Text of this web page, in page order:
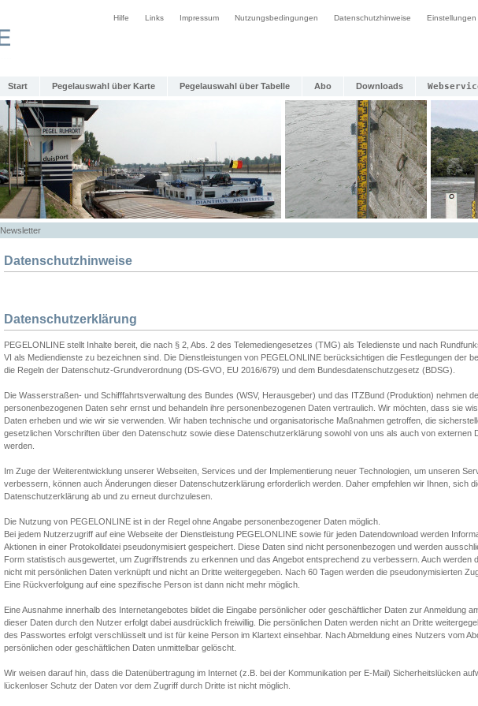
Hilfe Links Impressum Nutzungsbedingungen Datenschutzhinweise Einstellungen
Start Pegelauswahl über Karte Pegelauswahl über Tabelle Abo Downloads
Newsletter
Datenschutzhinweise
Datenschutzerklärung
PEGELONLINE stellt Inhalte bereit, die nach § 2, Abs. 2 des Telemediengesetzes (TMG) als Teledienste und nach
VI als Mediendienste zu bezeichnen sind. Die Dienstleistungen von PEGELONLINE berücksichtigen die Festlegungen der
die Regeln der Datenschutz-Grundverordnung (DS-GVO, EU 2016/679) und dem Bundesdatenschutzgesetz (BDSG).
Die Wasserstraßen- und Schifffahrtsverwaltung des Bundes (WSV, Herausgeber) und das ITZBund (Produktion) nehmen
personenbezogenen Daten sehr ernst und behandeln ihre personenbezogenen Daten vertraulich. Wir möchten, dass sie
Daten erheben und wie wir sie verwenden. Wir haben technische und organisatorische Maßnahmen getroffen, die
gesetzlichen Vorschriften über den Datenschutz sowie diese Datenschutzerklärung sowohl von uns als auch von externen
werden.
Im Zuge der Weiterentwicklung unserer Webseiten, Services und der Implementierung neuer Technologien, um unseren
verbessern, können auch Änderungen dieser Datenschutzerklärung erforderlich werden. Daher empfehlen wir Ihnen, sich
Datenschutzerklärung ab und zu erneut durchzulesen.
Die Nutzung von PEGELONLINE ist in der Regel ohne Angabe personenbezogener Daten möglich.
Bei jedem Nutzerzugriff auf eine Webseite der Dienstleistung PEGELONLINE sowie für jeden Datendownload werden
Aktionen in einer Protokolldatei pseudonymisiert gespeichert. Diese Daten sind nicht personenbezogen und werden
Form statistisch ausgewertet, um Zugriffstrends zu erkennen und das Angebot entsprechend zu verbessern. Auch werden
nicht mit persönlichen Daten verknüpft und nicht an Dritte weitergegeben. Nach 60 Tagen werden die pseudonymisierten
Eine Rückverfolgung auf eine spezifische Person ist dann nicht mehr möglich.
Eine Ausnahme innerhalb des Internetangebotes bildet die Eingabe persönlicher oder geschäftlicher Daten zur Anmeldung
dieser Daten durch den Nutzer erfolgt dabei ausdrücklich freiwillig. Die persönlichen Daten werden nicht an Dritte
des Passwortes erfolgt verschlüsselt und ist für keine Person im Klartext einsehbar. Nach Abmeldung eines Nutzers vom
persönlichen oder geschäftlichen Daten unmittelbar gelöscht.
Wir weisen darauf hin, dass die Datenübertragung im Internet (z.B. bei der Kommunikation per E-Mail) Sicherheitslücken
lückenloser Schutz der Daten vor dem Zugriff durch Dritte ist nicht möglich.